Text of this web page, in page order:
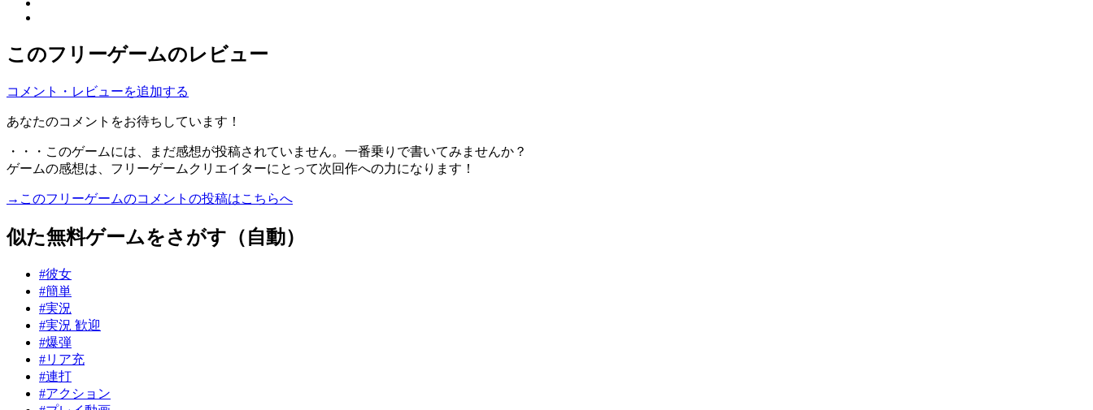
このフリーゲームのレビュー
コメント・レビューを追加する
あなたのコメントをお待ちしています！
・・・このゲームには、まだ感想が投稿されていません。一番乗りで書いてみませんか？
ゲームの感想は、フリーゲームクリエイターにとって次回作への力になります！
→このフリーゲームのコメントの投稿はこちらへ
似た無料ゲームをさがす（自動）
#彼女
#簡単
#実況
#実況 歓迎
#爆弾
#リア充
#連打
#アクション